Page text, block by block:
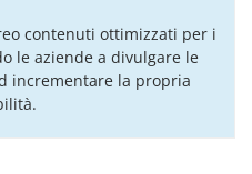
contenuti ottimizzati per i
le aziende a divulgare le
incrementare la propria